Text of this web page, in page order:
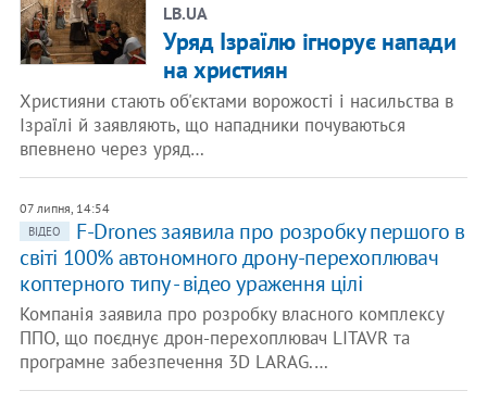
LB.UA
Уряд Ізраїлю ігнорує напади
на християн
Християни стають об'єктами ворожості і насильства в
Ізраїлі й заявляють, що нападники почуваються
впевнено через уряд…
07 липня, 14:54
ВІДЕО
F-Drones заявила про розробку першого в
світі 100% автономного дрону-перехоплювач
коптерного типу - відео ураження цілі
Компанія заявила про розробку власного комплексу
ППО, що поєднує дрон-перехоплювач LITAVR та
програмне забезпечення 3D LARAG.…